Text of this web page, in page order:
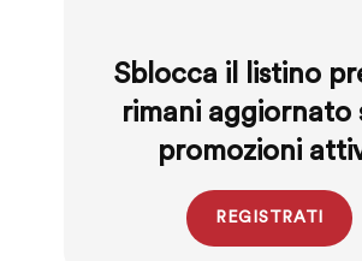
Sblocca il listino
rimani aggiornato
promozioni
REGISTRATI